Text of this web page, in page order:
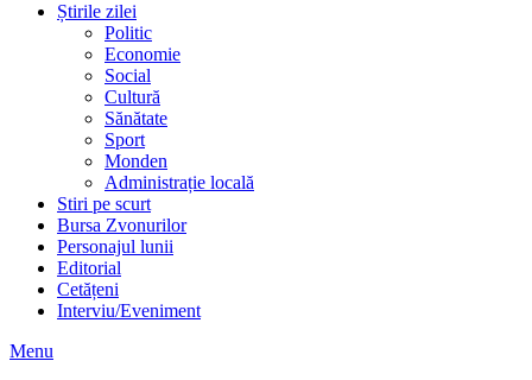
Știrile zilei
Politic
Economie
Social
Cultură
Sănătate
Sport
Monden
Administrație locală
Stiri pe scurt
Bursa Zvonurilor
Personajul lunii
Editorial
Cetățeni
Interviu/Eveniment
Menu